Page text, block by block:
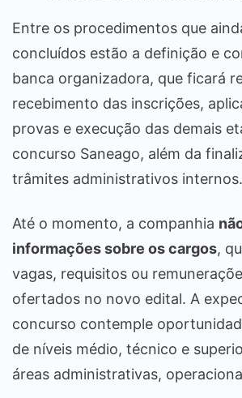
Entre os procedimentos que
concluídos estão a definição e
banca organizadora, que ficará
recebimento das inscrições,
provas e execução das demais
concurso Saneago, além da
trâmites administrativos internos.
Até o momento, a companhia
informações sobre os cargos,
vagas, requisitos ou
ofertados no novo edital. A
concurso contemple
de níveis médio, técnico e
áreas administrativas,